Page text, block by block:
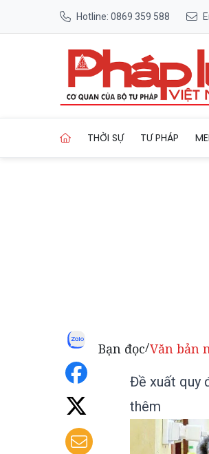
Hotline: 0869 359 588
THỜI SỰ TƯ PHÁP
Bạn đọc/Văn bản
Đề xuất quy
thêm